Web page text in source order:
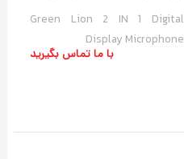
دیجیتال
Green Lion 2 IN 1 Digital
Display Microphone
با ما تماس بگیرید